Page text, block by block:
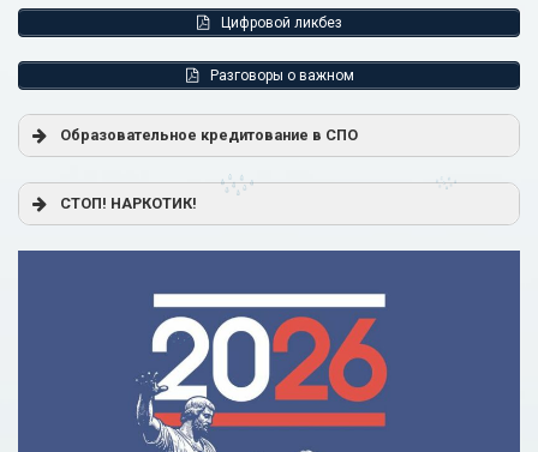
Цифровой ликбез
Разговоры о важном
Образовательное кредитование в СПО
Постановление Правительства РФ от 17.11.2025 г. № 1824
«О государственной поддержке образовательного
кредитования»
р
Образовательное кредитование: пособие для студентов
Кредит на образование с господдержкой
СТОП! НАРКОТИК!
Сделай правильный выбор